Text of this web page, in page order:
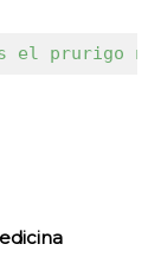
el prurigo